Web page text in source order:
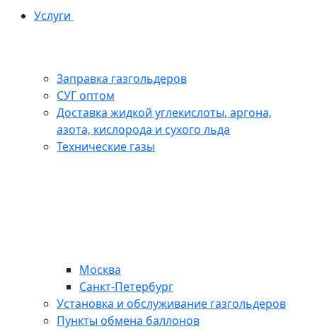
Услуги
Заправка газгольдеров
СУГ оптом
Доставка жидкой углекислоты, аргона,
азота, кислорода и сухого льда
Технические газы
Москва
Санкт-Петербург
Установка и обслуживание газгольдеров
Пункты обмена баллонов